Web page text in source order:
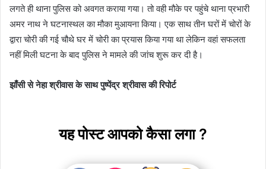
लगते ही थाना पुलिस को अवगत कराया गया। तो वही मौके पर पहुंचे थाना प्रभारी
अमर नाथ ने घटनास्थल का मौका मुआयना किया। एक साथ तीन घरों में चोरों के
द्वारा चोरी की गई चौथे घर में चोरी का प्रयास किया गया था लेकिन वहां सफलता
नहीं मिली घटना के बाद पुलिस ने मामले की जांच शुरू कर दी है।
झांँसी से नेहा श्रीवास के साथ पुष्पेंद्र श्रीवास की रिपोर्ट
यह पोस्ट आपको कैसा लगा ?